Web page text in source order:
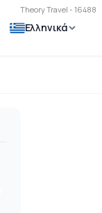
Theory Travel - 16488
Ελληνικά